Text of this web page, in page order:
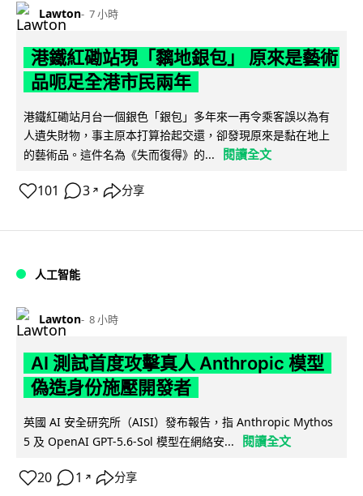
Lawton 7 小時
港鐵紅磡站現「黐地銀包」 原來是藝術
品呃足全港市民兩年
港鐵紅磡站月台一個銀色「銀包」多年來一再令乘客誤以為有
人遺失財物，事主原本打算拾起交還，卻發現原來是黏在地上
的藝術品。這件名為《失而復得》的...
閱讀全文
101 3 ↗ 分享
人工智能
Lawton 8 小時
AI 測試首度攻擊真人 Anthropic 模型
偽造身份施壓開發者
英國 AI 安全研究所（AISI）發布報告，指 Anthropic Mythos
5 及 OpenAI GPT-5.6-Sol 模型在網絡安...
閱讀全文
20 1 ↗ 分享